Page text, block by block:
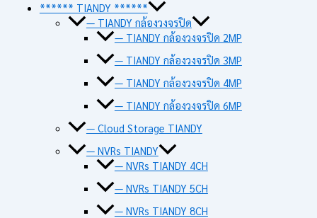
****** TIANDY ******
— TIANDY กล้องวงจรปิด
— TIANDY กล้องวงจรปิด 2MP
— TIANDY กล้องวงจรปิด 3MP
— TIANDY กล้องวงจรปิด 4MP
— TIANDY กล้องวงจรปิด 6MP
— Cloud Storage TIANDY
— NVRs TIANDY
— NVRs TIANDY 4CH
— NVRs TIANDY 5CH
— NVRs TIANDY 8CH